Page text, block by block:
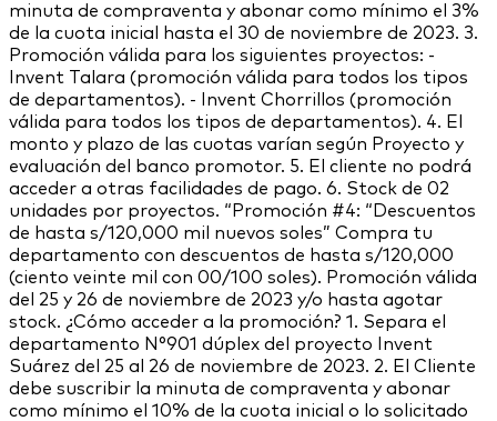
minuta de compraventa y abonar como mínimo el 3%
de la cuota inicial hasta el 30 de noviembre de 2023. 3.
Promoción válida para los siguientes proyectos: -
Invent Talara (promoción válida para todos los tipos
de departamentos). - Invent Chorrillos (promoción
válida para todos los tipos de departamentos). 4. El
monto y plazo de las cuotas varían según Proyecto y
evaluación del banco promotor. 5. El cliente no podrá
acceder a otras facilidades de pago. 6. Stock de 02
unidades por proyectos. “Promoción #4: “Descuentos
de hasta s/120,000 mil nuevos soles” Compra tu
departamento con descuentos de hasta s/120,000
(ciento veinte mil con 00/100 soles). Promoción válida
del 25 y 26 de noviembre de 2023 y/o hasta agotar
stock. ¿Cómo acceder a la promoción? 1. Separa el
departamento N°901 dúplex del proyecto Invent
Suárez del 25 al 26 de noviembre de 2023. 2. El Cliente
debe suscribir la minuta de compraventa y abonar
como mínimo el 10% de la cuota inicial o lo solicitado